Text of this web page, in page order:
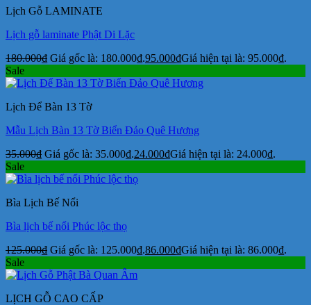
Lịch Gỗ LAMINATE
Lịch gỗ laminate Phật Di Lặc
180.000₫ Giá gốc là: 180.000₫.95.000₫Giá hiện tại là: 95.000₫.
Sale
Lịch Để Bàn 13 Tờ
Mẫu Lịch Bàn 13 Tờ Biển Đảo Quê Hương
35.000₫ Giá gốc là: 35.000₫.24.000₫Giá hiện tại là: 24.000₫.
Sale
Bìa Lịch Bế Nổi
Bìa lịch bế nổi Phúc lộc thọ
125.000₫ Giá gốc là: 125.000₫.86.000₫Giá hiện tại là: 86.000₫.
Sale
LỊCH GỖ CAO CẤP